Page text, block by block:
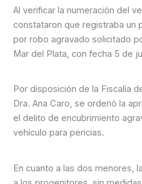
Al verificar la numeración del
constataron que registraba un
por robo agravado solicitado
Mar del Plata, con fecha 5 de
Por disposición de la Fiscalía
Dra. Ana Caro, se ordenó la
el delito de encubrimiento
vehículo para pericias.
En cuanto a las dos menores,